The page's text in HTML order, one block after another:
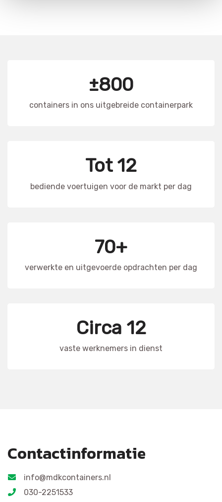
±800
containers in ons uitgebreide containerpark
Tot 12
bediende voertuigen voor de markt per dag
70+
verwerkte en uitgevoerde opdrachten per dag
Circa 12
vaste werknemers in dienst
Contactinformatie
info@mdkcontainers.nl
030-2251533